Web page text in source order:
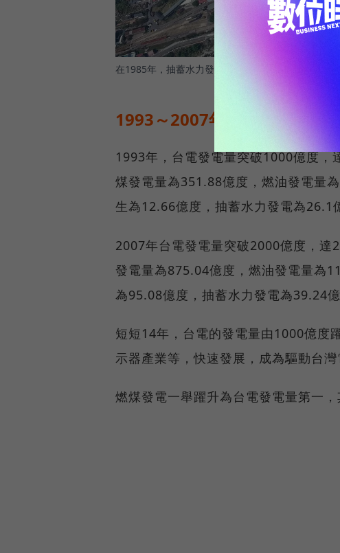
在1985年，抽蓄水力發電主力是「明潭發電廠」。
1993～2007年：燃煤成主力
1993年，台電發電量突破1000億度
煤發電量為351.88億度，燃油發電量
生為12.66億度，抽蓄水力發電為26.1
2007年台電發電量突破2000億度，
發電量為875.04億度，燃油發電量為
為95.08億度，抽蓄水力發電為39.24
短短14年，台電的發電量由1000億度
示器產業等，快速發展，成為驅動台灣
燃煤發電一舉躍升為台電發電量第一